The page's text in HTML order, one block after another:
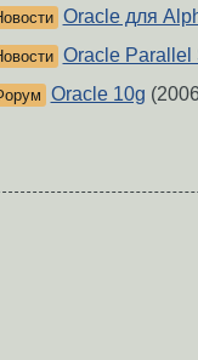
Oracle для
Oracle Parallel
Oracle 10g